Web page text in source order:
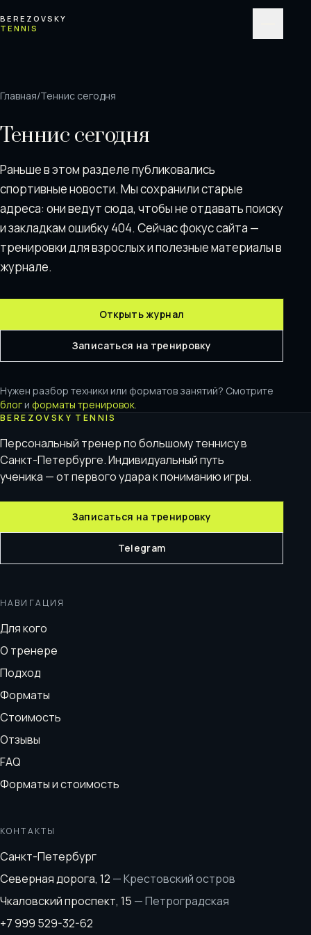
BEREZOVSKY
TENNIS
Главная/Теннис сегодня
Теннис сегодня
Раньше в этом разделе публиковались
спортивные новости. Мы сохранили старые
адреса: они ведут сюда, чтобы не отдавать поискy
и закладкам ошибку 404. Сейчас фокус сайта —
тренировки для взрослых и полезные материалы в
журнале.
Открыть журнал
Записаться на тренировку
Нужен разбор техники или форматов занятий? Смотрите
блог и форматы тренировок.
BEREZOVSKY TENNIS
Персональный тренер по большому теннису в
Санкт-Петербурге. Индивидуальный путь
ученика — от первого удара к пониманию игры.
Записаться на тренировку
Telegram
НАВИГАЦИЯ
Для кого
О тренере
Подход
Форматы
Стоимость
Отзывы
FAQ
Форматы и стоимость
КОНТАКТЫ
Санкт-Петербург
Северная дорога, 12 —Крестовский остров
Чкаловский проспект, 15 —Петроградская
+7 999 529-32-62